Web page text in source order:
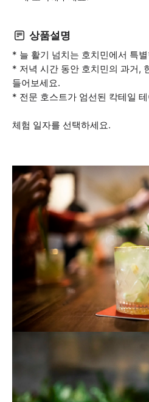
상품설명
* 늘 활기 넘치는 호치민에서 특
* 저녁 시간 동안 호치민의 과거,
들어보세요.
* 전문 호스트가 엄선된 칵테일
체험 일자를 선택하세요.